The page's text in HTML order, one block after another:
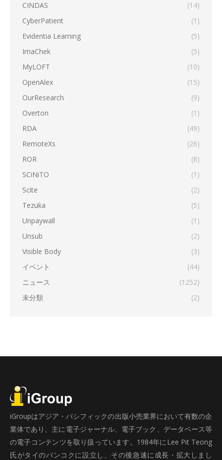
CINDAS
(14)
CyberPatient
(1)
Evidentia Learning
(5)
ImaChek
(5)
MyLOFT
(10)
OpenAlex
(15)
OurResearch
(9)
Overton
(1)
RDA
(49)
RemoteXs
(26)
ROR
(8)
SCiNiTO
(1)
Scite
(2)
Tezuka
(5)
Unpaywall
(1)
Unsub
(2)
Visible Body
(3)
イベント
(44)
ニュース
(1252)
未分類
(2)
iGroupはアジア・パシフィックの出版小売業界において有数の企
業体であり、主に電子ジャーナル、電子ブック、データベース等
の電子コンテンツを取り扱っています。1984年にLee Pit Teong
氏がタイのバンコクに設立し、その後急速に成長・拡大しまし